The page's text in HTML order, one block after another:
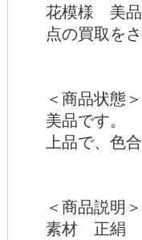
花模様 美
点の買取を
＜商品状態＞
美品です。
上品で、色
＜商品説明＞
素材 正絹